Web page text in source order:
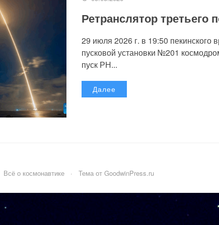
Ретранслятор третьего
29 июля 2026 г. в 19:50 пекинского
пусковой установки №201
пуск РН...
Далее
Всё о космонавтике · Тема от GoodwinPress.ru